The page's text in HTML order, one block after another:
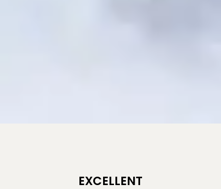
EXCELLENT